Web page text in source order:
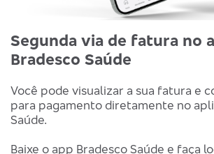
Segunda via de fatura no
Bradesco Saúde
Você pode visualizar a sua fatura e
para pagamento diretamente no
Saúde.
Baixe o app Bradesco Saúde e faça